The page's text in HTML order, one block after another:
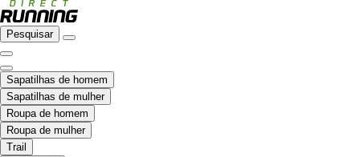
Pesquisar
Sapatilhas de homem
Sapatilhas de mulher
Roupa de homem
Roupa de mulher
Trail